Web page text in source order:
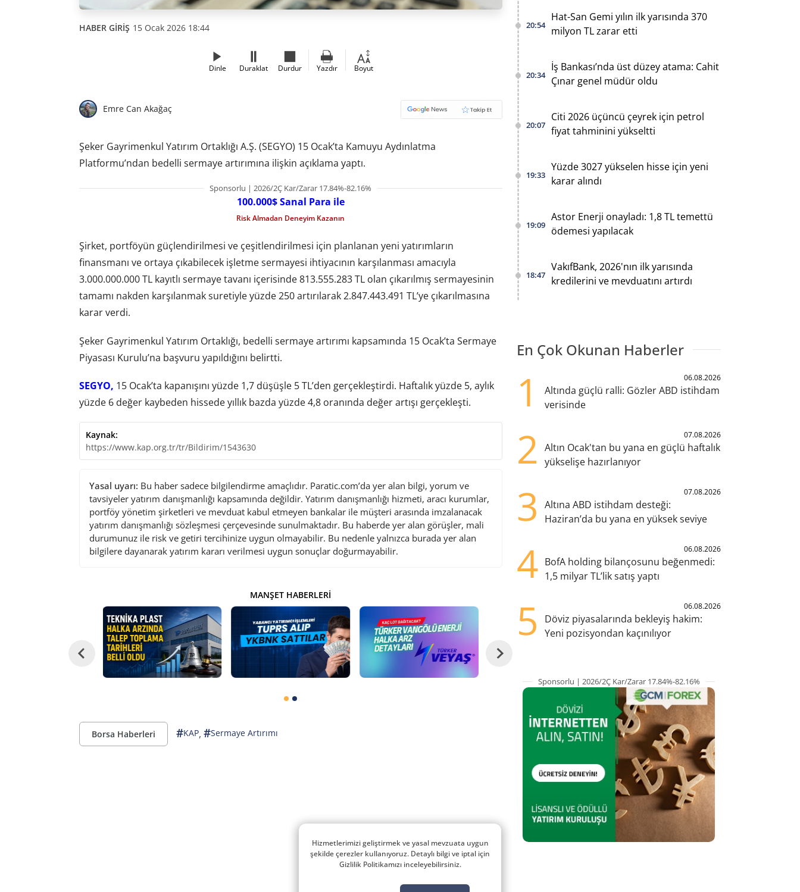
HABER GİRİŞ 15 Ocak 2026 18:44
Dinle Duraklat Durdur Yazdır Boyut
Emre Can Akağaç
Şeker Gayrimenkul Yatırım Ortaklığı A.Ş. (SEGYO) 15 Ocak’ta Kamuyu Aydınlatma
Platformu’ndan bedelli sermaye artırımına ilişkin açıklama yaptı.
Sponsorlu | 2026/2Ç Kar/Zarar 17.84%-82.16%
100.000$ Sanal Para ile
Risk Almadan Deneyim Kazanın
Şirket, portföyün güçlendirilmesi ve çeşitlendirilmesi için planlanan yeni yatırımların
finansmanı ve ortaya çıkabilecek işletme sermayesi ihtiyacının karşılanması amacıyla
3.000.000.000 TL kayıtlı sermaye tavanı içerisinde 813.555.283 TL olan çıkarılmış sermayesinin
tamamı nakden karşılanmak suretiyle yüzde 250 artırılarak 2.847.443.491 TL’ye çıkarılmasına
karar verdi.
Şeker Gayrimenkul Yatırım Ortaklığı, bedelli sermaye artırımı kapsamında 15 Ocak’ta Sermaye
Piyasası Kurulu’na başvuru yapıldığını belirtti.
SEGYO, 15 Ocak’ta kapanışını yüzde 1,7 düşüşle 5 TL’den gerçekleştirdi. Haftalık yüzde 5, aylık
yüzde 6 değer kaybeden hissede yıllık bazda yüzde 4,8 oranında değer artışı gerçekleşti.
Kaynak:
https://www.kap.org.tr/tr/Bildirim/1543630
Yasal uyarı: Bu haber sadece bilgilendirme amaçlıdır. Paratic.com’da yer alan bilgi, yorum ve
tavsiyeler yatırım danışmanlığı kapsamında değildir. Yatırım danışmanlığı hizmeti, aracı kurumlar,
portföy yönetim şirketleri ve mevduat kabul etmeyen bankalar ile müşteri arasında imzalanacak
yatırım danışmanlığı sözleşmesi çerçevesinde sunulmaktadır. Bu haberde yer alan görüşler, mali
durumunuz ile risk ve getiri tercihinize uygun olmayabilir. Bu nedenle yalnızca burada yer alan
bilgilere dayanarak yatırım kararı verilmesi uygun sonuçlar doğurmayabilir.
MANŞET HABERLERI
Borsa Haberleri #KAP, #Sermaye Artırımı
20:54
Hat-San Gemi yılın ilk yarısında 370
milyon TL zarar etti
20:34
İş Bankası’nda üst düzey atama: Cahit
Çınar genel müdür oldu
20:07
Citi 2026 üçüncü çeyrek için petrol
fiyat tahminini yükseltti
19:33
Yüzde 3027 yükselen hisse için yeni
karar alındı
19:09
Astor Enerji onayladı: 1,8 TL temettü
ödemesi yapılacak
18:47
VakıfBank, 2026'nın ilk yarısında
kredilerini ve mevduatını artırdı
En Çok Okunan Haberler
1 06.08.2026
Altında güçlü ralli: Gözler ABD istihdam
verisinde
2 07.08.2026
Altın Ocak'tan bu yana en güçlü haftalık
yükselişe hazırlanıyor
3 07.08.2026
Altına ABD istihdam desteği:
Haziran’da bu yana en yüksek seviye
4 06.08.2026
BofA holding bilançosunu beğenmedi:
1,5 milyar TL’lik satış yaptı
5 06.08.2026
Döviz piyasalarında bekleyiş hakim:
Yeni pozisyondan kaçınılıyor
Sponsorlu | 2026/2Ç Kar/Zarar 17.84%-82.16%
Hizmetlerimizi geliştirmek ve yasal mevzuata uygun
şekilde çerezler kullanıyoruz. Detaylı bilgi ve iptal için
Gizlilik Politikamızı inceleyebilirsiniz.